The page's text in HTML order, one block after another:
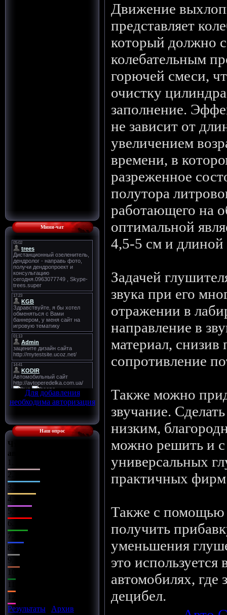
Мини-чат
Для добавления
необходима авторизация
Наш опрос
Что Вы сделаете с
автомобилем?
2.
3.
4.
5.
6.
7.
8.
9.
Результаты
Архив
Движение
представляет
который должно
колебательным
горючей смеси,
очистку
заполнение.
не зависит от
увеличением
времени, в
разреженное
полутора
работающего на
оптимальной
4,5-5 см и длиной
Задачей
звука при его
отражении в
направление в
материал, снизив
сопротивление
Также можно
звучание.
низким,
можно решить и
универсальных
практичных
Также с
получить
уменьшения
это
автомобилях, где
децибел.